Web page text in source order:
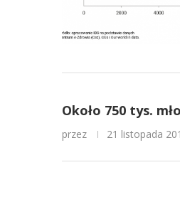
Około 750 tys.
przez 21 listopada